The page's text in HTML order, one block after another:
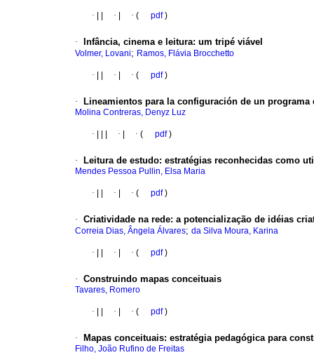
· · · ( pdf)
· Infância, cinema e leitura: um tripé viável
Volmer, Lovani; Ramos, Flávia Brocchetto
· · · ( pdf)
· Lineamientos para la configuración de un
Molina Contreras, Denyz Luz
· · · ( pdf)
· Leitura de estudo: estratégias reconhecidas como
Mendes Pessoa Pullin, Elsa Maria
· · · ( pdf)
· Criatividade na rede: a potencialização de idéias
Correia Dias, Ângela Álvares; da Silva Moura, Karina
· · · ( pdf)
· Construindo mapas conceituais
Tavares, Romero
· · · ( pdf)
· Mapas conceituais: estratégia pedagógica para
Filho, João Rufino de Freitas